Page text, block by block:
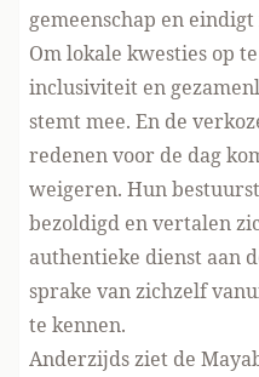
gemeenschap en
Om lokale kwesties op
inclusiviteit en
stemt mee. En de
redenen voor de dag
weigeren. Hun
bezoldigd en vertalen
authentieke dienst aan
sprake van zichzelf
te kennen.
Anderzijds ziet de